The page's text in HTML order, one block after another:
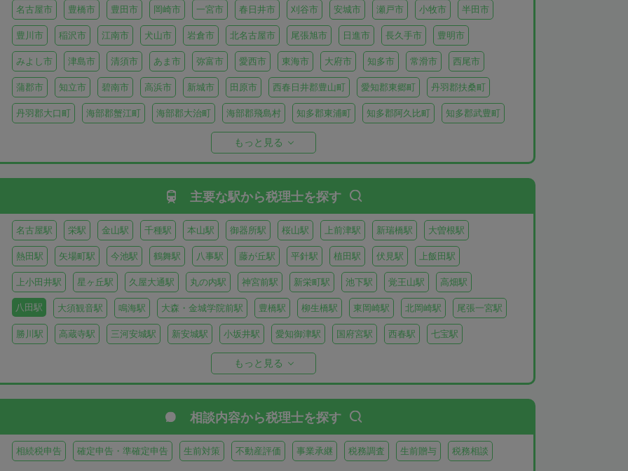
名古屋市 豊橋市 豊田市 岡崎市 一宮市 春日井市 刈谷市 安城市 瀬戸市 小牧市 半田市
豊川市 稲沢市 江南市 犬山市 岩倉市 北名古屋市 尾張旭市 日進市 長久手市 豊明市
みよし市 津島市 清須市 あま市 弥富市 愛西市 東海市 大府市 知多市 常滑市 西尾市
蒲郡市 知立市 碧南市 高浜市 新城市 田原市 西春日井郡豊山町 愛知郡東郷町 丹羽郡扶桑町
丹羽郡大口町 海部郡蟹江町 海部郡大治町 海部郡飛島村 知多郡東浦町 知多郡阿久比町 知多郡武豊町
北設楽郡設楽町
もっと見る
主要な駅から税理士を探す
名古屋駅 栄駅 金山駅 千種駅 本山駅 御器所駅 桜山駅 上前津駅 新瑞橋駅 大曽根駅
熱田駅 矢場町駅 今池駅 鶴舞駅 八事駅 藤が丘駅 平針駅 植田駅 伏見駅 上飯田駅
上小田井駅 星ヶ丘駅 久屋大通駅 丸の内駅 神宮前駅 新栄町駅 池下駅 覚王山駅 高畑駅
八田駅 大須観音駅 鳴海駅 大森・金城学院前駅 豊橋駅 柳生橋駅 東岡崎駅 北岡崎駅 尾張一宮駅
勝川駅 高蔵寺駅 三河安城駅 新安城駅 小坂井駅 愛知御津駅 国府宮駅 西春駅 七宝駅
もっと見る
相談内容から税理士を探す
相続税申告 確定申告・準確定申告 生前対策 不動産評価 事業承継 税務調査 生前贈与 税務相談